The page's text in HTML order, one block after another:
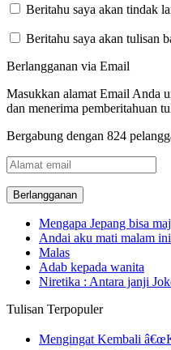
Beritahu saya akan tindak
Beritahu saya akan tulisan
Berlangganan via Email
Masukkan alamat Email Anda
dan menerima pemberitahuan
Bergabung dengan 824
Alamat
email
Mengapa Jepang bisa
Andai aku mati malam ini
Malas
Adab kepada wanita
Niretika : Antara janji
Tulisan Terpopuler
Mengingat Kembali